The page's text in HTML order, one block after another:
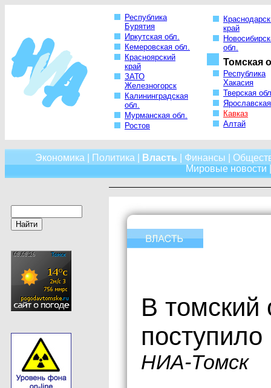
Республика
Бурятия
Иркутская обл.
Кемеровская обл.
Красноярский
край
ЗАТО
Железногорск
Калининградская
обл.
Мурманская обл.
Ростов
край
обл.
Томская
Республика
Хакасия
Тверская
Кавказ
Алтай
Экономика Политика Власть Финансы
Мировые новости
В томский
НИА-Томск